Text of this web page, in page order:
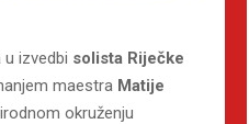
izvedbi solista Riječke
maestra Matije
okruženju